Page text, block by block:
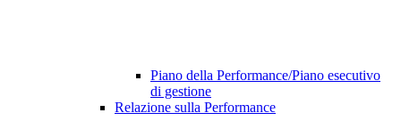
Piano della Performance/Piano esecutivo
di gestione
Relazione sulla Performance